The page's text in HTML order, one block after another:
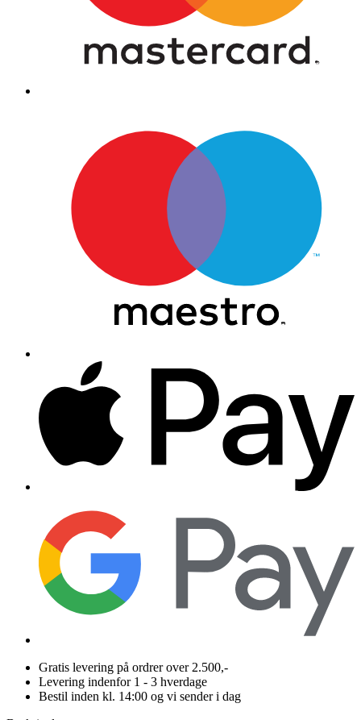
Gratis levering på ordrer over 2.500,-
Levering indenfor 1 - 3 hverdage
Bestil inden kl. 14:00 og vi sender i dag